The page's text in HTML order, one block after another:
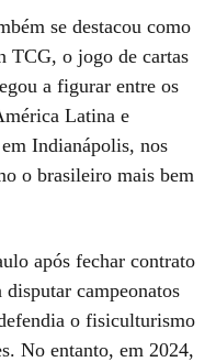
se destacou como
TCG, o jogo de cartas
a figurar entre os
Latina e
Indianápolis, nos
o brasileiro mais bem
após fechar contrato
campeonatos
o fisiculturismo
No entanto, em 2024,